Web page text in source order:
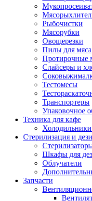
Рыбочистки
Мясорубки
Овощерезки
Пилы для мяса
Протирочные
Слайсеры и
Тестомесы
Транспортеры
Упаковочное
Техника для кафе
Стерилизация и
Шкафы для
Облучатели
Запчасти